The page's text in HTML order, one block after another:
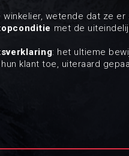
wetende dat ze
met de
: het ultieme
klant toe, uiteraard